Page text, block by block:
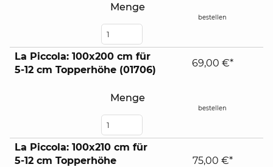
Menge
bestellen
La Piccola: 100x200 cm für
5-12 cm Topperhöhe (01706)
Menge
69,00 €*
bestellen
La Piccola: 100x210 cm für
5-12 cm Topperhöhe
75,00 €*